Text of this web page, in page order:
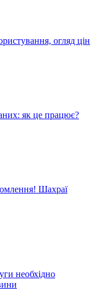
огляд цін
як це працює?
Шахраї
необхідно